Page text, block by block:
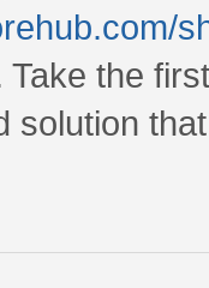
Take the
solution